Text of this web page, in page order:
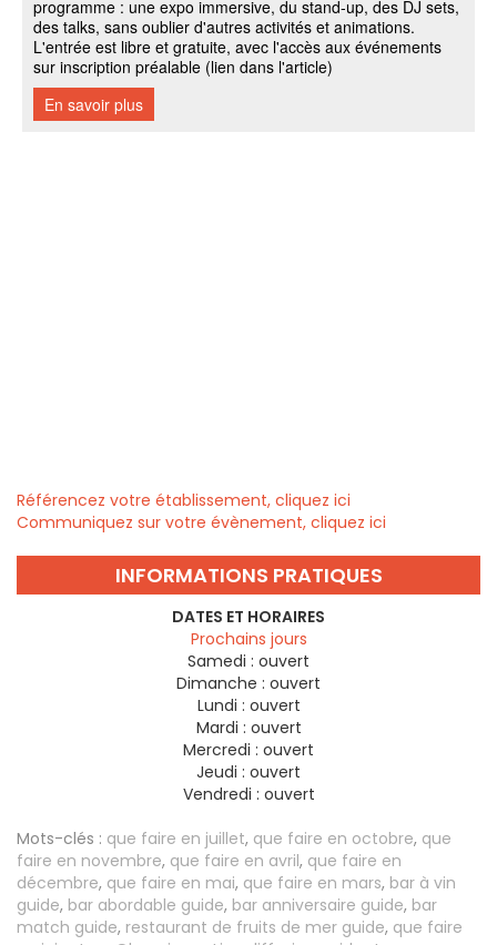
Référencez votre établissement, cliquez ici
Communiquez sur votre évènement, cliquez ici
INFORMATIONS PRATIQUES
DATES ET HORAIRES
Prochains jours
Samedi : ouvert
Dimanche : ouvert
Lundi : ouvert
Mardi : ouvert
Mercredi : ouvert
Jeudi : ouvert
Vendredi : ouvert
Mots-clés : que faire en juillet, que faire en octobre, que
faire en novembre, que faire en avril, que faire en
décembre, que faire en mai, que faire en mars, bar à vin
guide, bar abordable guide, bar anniversaire guide, bar
match guide, restaurant de fruits de mer guide, que faire